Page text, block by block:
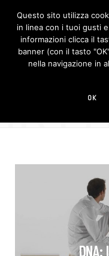
Questo sito utilizza
in linea con i tuoi gusti
informazioni clicca il
banner (con il tasto
nella navigazione in
OK